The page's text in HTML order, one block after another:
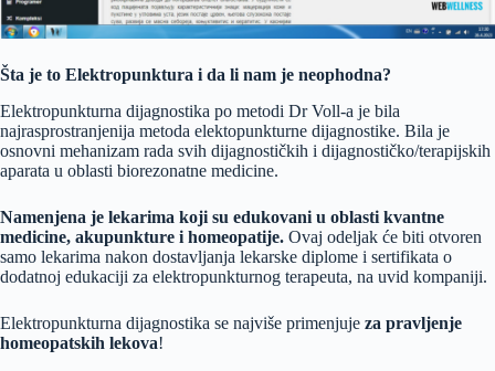
Šta je to Elektropunktura i da li nam je neophodna?
Elektropunkturna dijagnostika po metodi Dr Voll-a je bila
najrasprostranjenija metoda elektopunkturne dijagnostike. Bila je
osnovni mehanizam rada svih dijagnostičkih i dijagnostičko/terapijskih
aparata u oblasti biorezonatne medicine.
Namenjena je lekarima koji su edukovani u oblasti kvantne
medicine, akupunkture i homeopatije. Ovaj odeljak će biti otvoren
samo lekarima nakon dostavljanja lekarske diplome i sertifikata o
dodatnoj edukaciji za elektropunkturnog terapeuta, na uvid kompaniji.
Elektropunkturna dijagnostika se najviše primenjuje za pravljenje
homeopatskih lekova!